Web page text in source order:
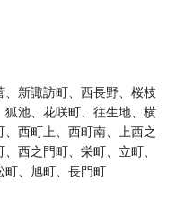
、新諏訪町、西長野、桜枝
狐池、花咲町、往生地、横
、西町上、西町南、上西之
、西之門町、栄町、立町、
町、旭町、長門町